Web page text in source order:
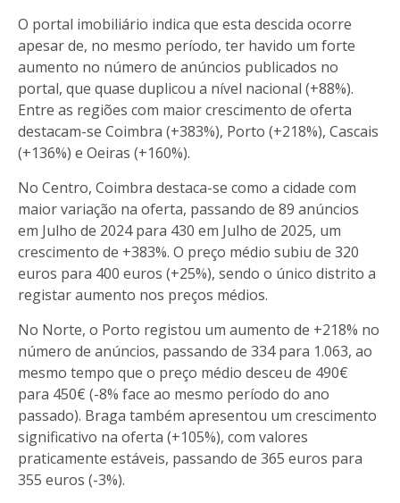
O portal imobiliário indica que esta descida ocorre
apesar de, no mesmo período, ter havido um forte
aumento no número de anúncios publicados no
portal, que quase duplicou a nível nacional (+88%).
Entre as regiões com maior crescimento de oferta
destacam-se Coimbra (+383%), Porto (+218%), Cascais
(+136%) e Oeiras (+160%).
No Centro, Coimbra destaca-se como a cidade com
maior variação na oferta, passando de 89 anúncios
em Julho de 2024 para 430 em Julho de 2025, um
crescimento de +383%. O preço médio subiu de 320
euros para 400 euros (+25%), sendo o único distrito a
registar aumento nos preços médios.
No Norte, o Porto registou um aumento de +218% no
número de anúncios, passando de 334 para 1.063, ao
mesmo tempo que o preço médio desceu de 490€
para 450€ (-8% face ao mesmo período do ano
passado). Braga também apresentou um crescimento
significativo na oferta (+105%), com valores
praticamente estáveis, passando de 365 euros para
355 euros (-3%).